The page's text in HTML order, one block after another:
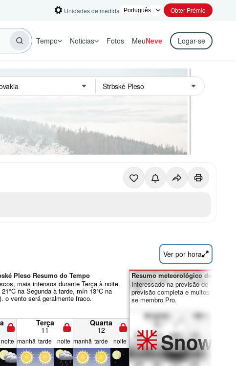
Unidades de medida Obter Prémio
Tempo Noticias Fotos MeuNeve Logar-se
Ver por hora
Pleso Resumo do Tempo
mais intensos durante Terça à noite.
na Segunda à tarde, mín 13°C na
o vento será geralmente fraco.
Terça
11
Quarta
12
noite manhã tarde noite manhã tarde noite
Resumo meteorológico dos dias
Interessado na previsão de 16
previsão completa e muitos outros
se membro Pro.
Snow